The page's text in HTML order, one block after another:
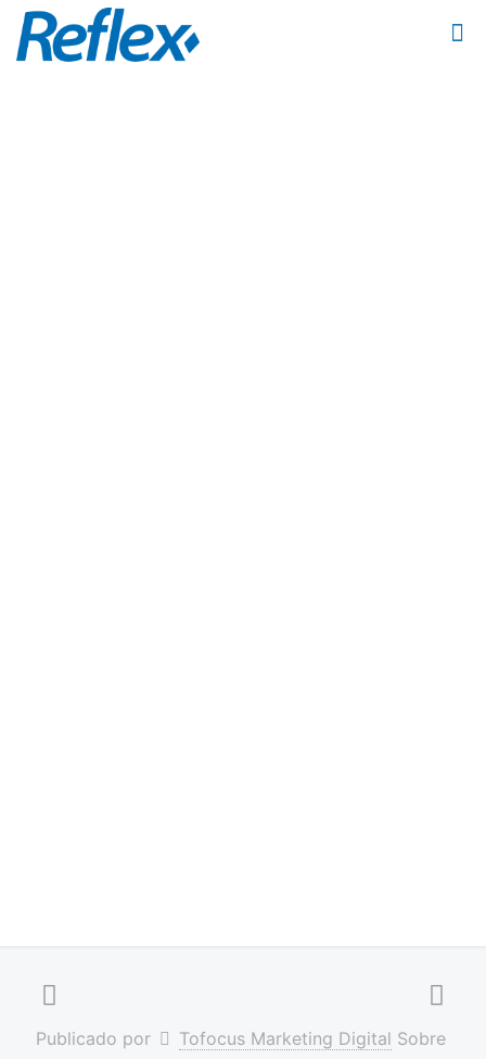
Publicado por Tofocus Marketing Digital Sobre